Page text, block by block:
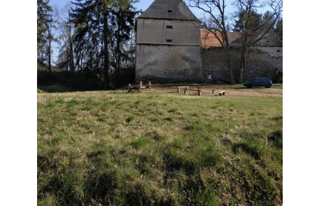
© 2026 eStránky.cz |RSS